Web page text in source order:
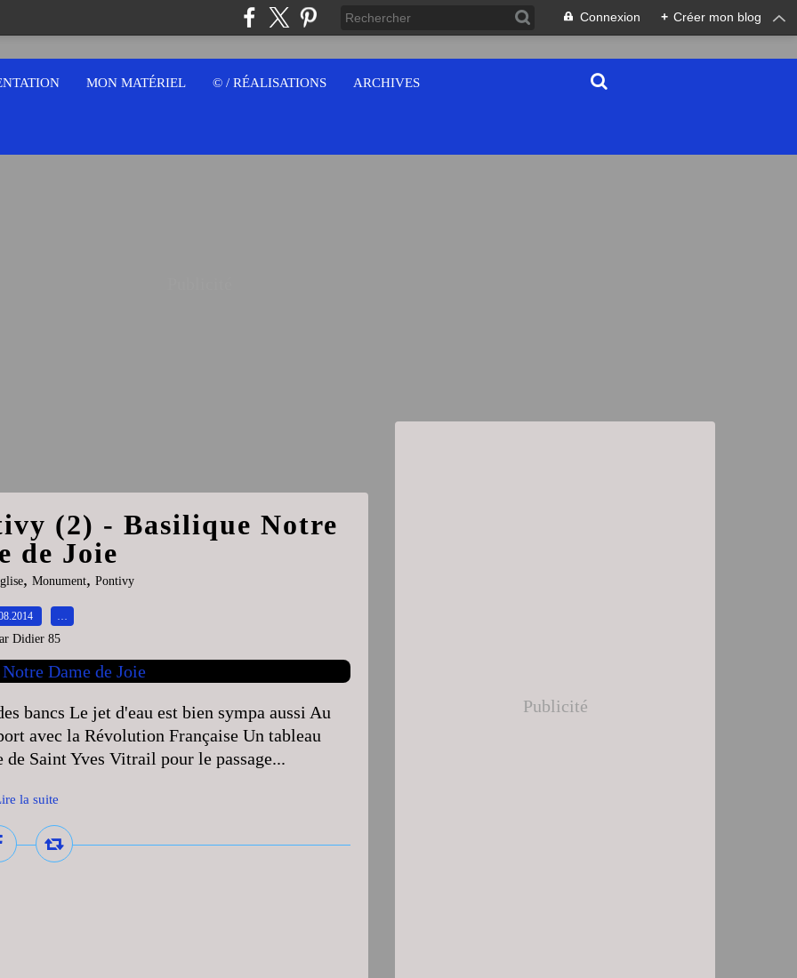
Connexion + Créer mon blog
MON MATÉRIEL © / RÉALISATIONS ARCHIVES
(2) - Basilique Notre
de Joie
, Monument, Pontivy
…
Didier 85
bancs Le jet d'eau est bien sympa aussi Au
avec la Révolution Française Un tableau
Saint Yves Vitrail pour le passage...
la suite
Publicité